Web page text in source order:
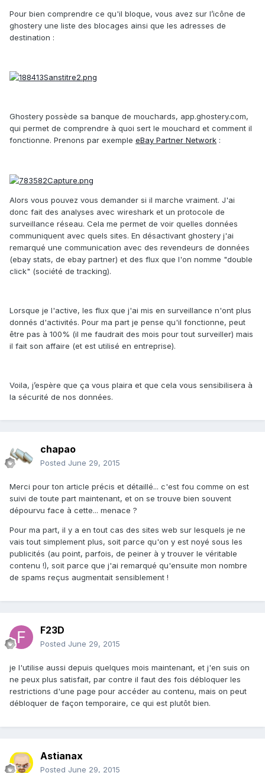
Pour bien comprendre ce qu'il bloque, vous avez sur l’icône de
ghostery une liste des blocages ainsi que les adresses de
destination :
Ghostery possède sa banque de mouchards, app.ghostery.com,
qui permet de comprendre à quoi sert le mouchard et comment il
fonctionne. Prenons par exemple eBay Partner Network :
Alors vous pouvez vous demander si il marche vraiment. J'ai
donc fait des analyses avec wireshark et un protocole de
surveillance réseau. Cela me permet de voir quelles données
communiquent avec quels sites. En désactivant ghostery j'ai
remarqué une communication avec des revendeurs de données
(ebay stats, de ebay partner) et des flux que l'on nomme "double
click" (société de tracking).
Lorsque je l'active, les flux que j'ai mis en surveillance n'ont plus
donnés d'activités. Pour ma part je pense qu'il fonctionne, peut
être pas à 100% (il me faudrait des mois pour tout surveiller) mais
il fait son affaire (et est utilisé en entreprise).
Voila, j’espère que ça vous plaira et que cela vous sensibilisera à
la sécurité de nos données.
chapao
Posted June 29, 2015
Merci pour ton article précis et détaillé... c'est fou comme on est
suivi de toute part maintenant, et on se trouve bien souvent
dépourvu face à cette... menace ?
Pour ma part, il y a en tout cas des sites web sur lesquels je ne
vais tout simplement plus, soit parce qu'on y est noyé sous les
publicités (au point, parfois, de peiner à y trouver le véritable
contenu !), soit parce que j'ai remarqué qu'ensuite mon nombre
de spams reçus augmentait sensiblement !
F23D
Posted June 29, 2015
je l'utilise aussi depuis quelques mois maintenant, et j'en suis on
ne peux plus satisfait, par contre il faut des fois débloquer les
restrictions d'une page pour accéder au contenu, mais on peut
débloquer de façon temporaire, ce qui est plutôt bien.
Astianax
Posted June 29, 2015